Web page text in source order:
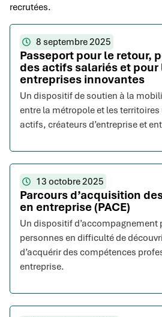
recrutées.
8 septembre 2025
Passeport pour le retour,
des actifs salariés et
entreprises innovantes
Un dispositif de soutien à la
entre la métropole et les
actifs, créateurs d’entreprise et
13 octobre 2025
Parcours d’acquisition
en entreprise (PACE)
Un dispositif d’accompagnement
personnes en difficulté de
d’acquérir des compétences
entreprise.